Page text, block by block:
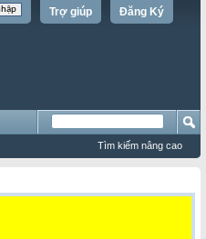
Đăng Ký
Trợ giúp
Tìm kiếm nâng cao